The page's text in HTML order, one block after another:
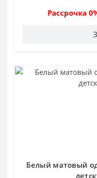
Рассрочка
Белый матовый